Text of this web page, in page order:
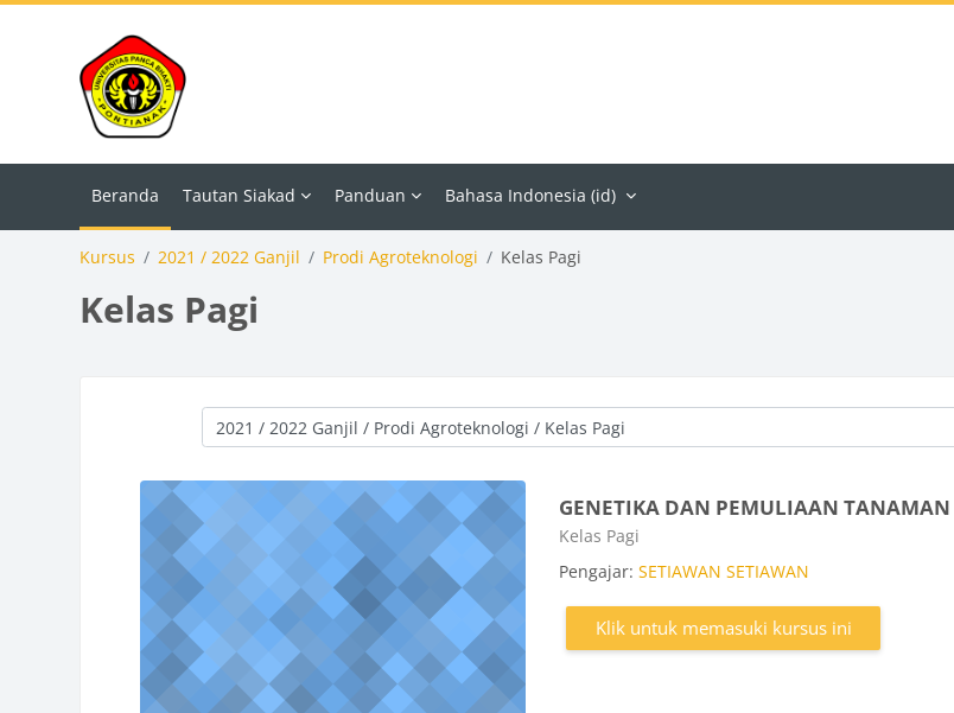
Beranda Tautan Siakad Panduan Bahasa Indonesia ‎(id)‎
Kursus 2021 / 2022 Ganjil Prodi Agroteknologi Kelas Pagi
Kelas Pagi
Kategori kursus
GENETIKA DAN PEMULIAAN
Kategori kursus
Kelas Pagi
Pengajar:SETIAWAN SETIAWAN
Klik untuk memasuki kursus ini